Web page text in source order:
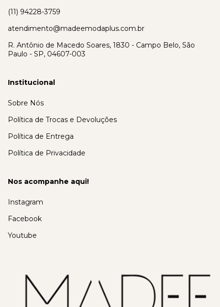
(11) 94228-3759
atendimento@madeemodaplus.com.br
R. Antônio de Macedo Soares, 1830 - Campo Belo, São
Paulo - SP, 04607-003
Institucional
Sobre Nós
Política de Trocas e Devoluções
Política de Entrega
Política de Privacidade
Nos acompanhe aqui!
Instagram
Facebook
Youtube